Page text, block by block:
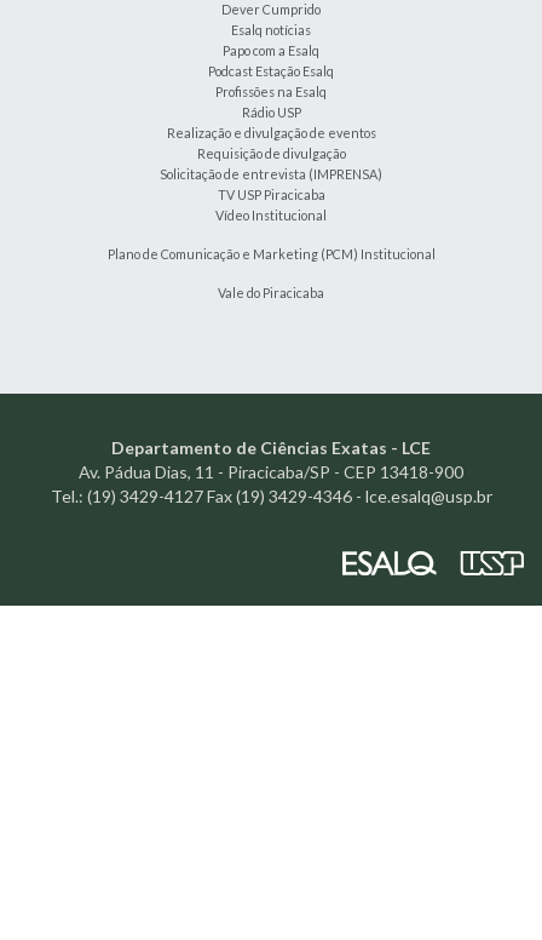
Dever Cumprido
Esalq notícias
Papo com a Esalq
Podcast Estação Esalq
Profissões na Esalq
Rádio USP
Realização e divulgação de eventos
Requisição de divulgação
Solicitação de entrevista (IMPRENSA)
TV USP Piracicaba
Vídeo Institucional
Plano de Comunicação e Marketing (PCM) Institucional
Vale do Piracicaba
Departamento de Ciências Exatas - LCE
Av. Pádua Dias, 11 - Piracicaba/SP - CEP 13418-900
Tel.: (19) 3429-4127 Fax (19) 3429-4346 - lce.esalq@usp.br